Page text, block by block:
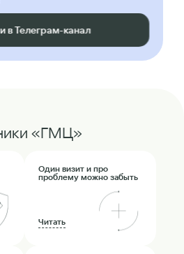
в Телеграм-канал
«ГМЦ»
Один визит и про
проблему можно забыть
Читать